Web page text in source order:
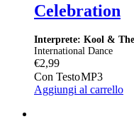
Celebration
Interprete: Kool &
International Dance
€2,99
Con TestoMP3
Aggiungi al carrello